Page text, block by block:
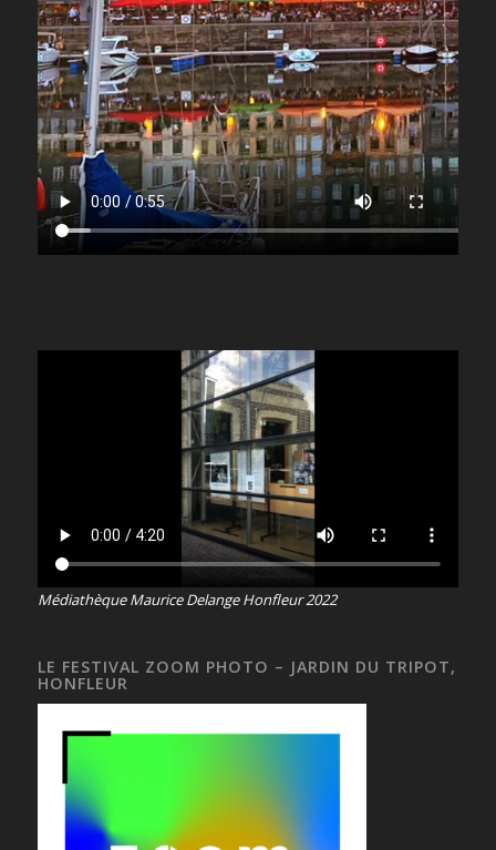
Médiathèque Maurice Delange Honfleur 2022
LE FESTIVAL ZOOM PHOTO – JARDIN DU TRIPOT,
HONFLEUR